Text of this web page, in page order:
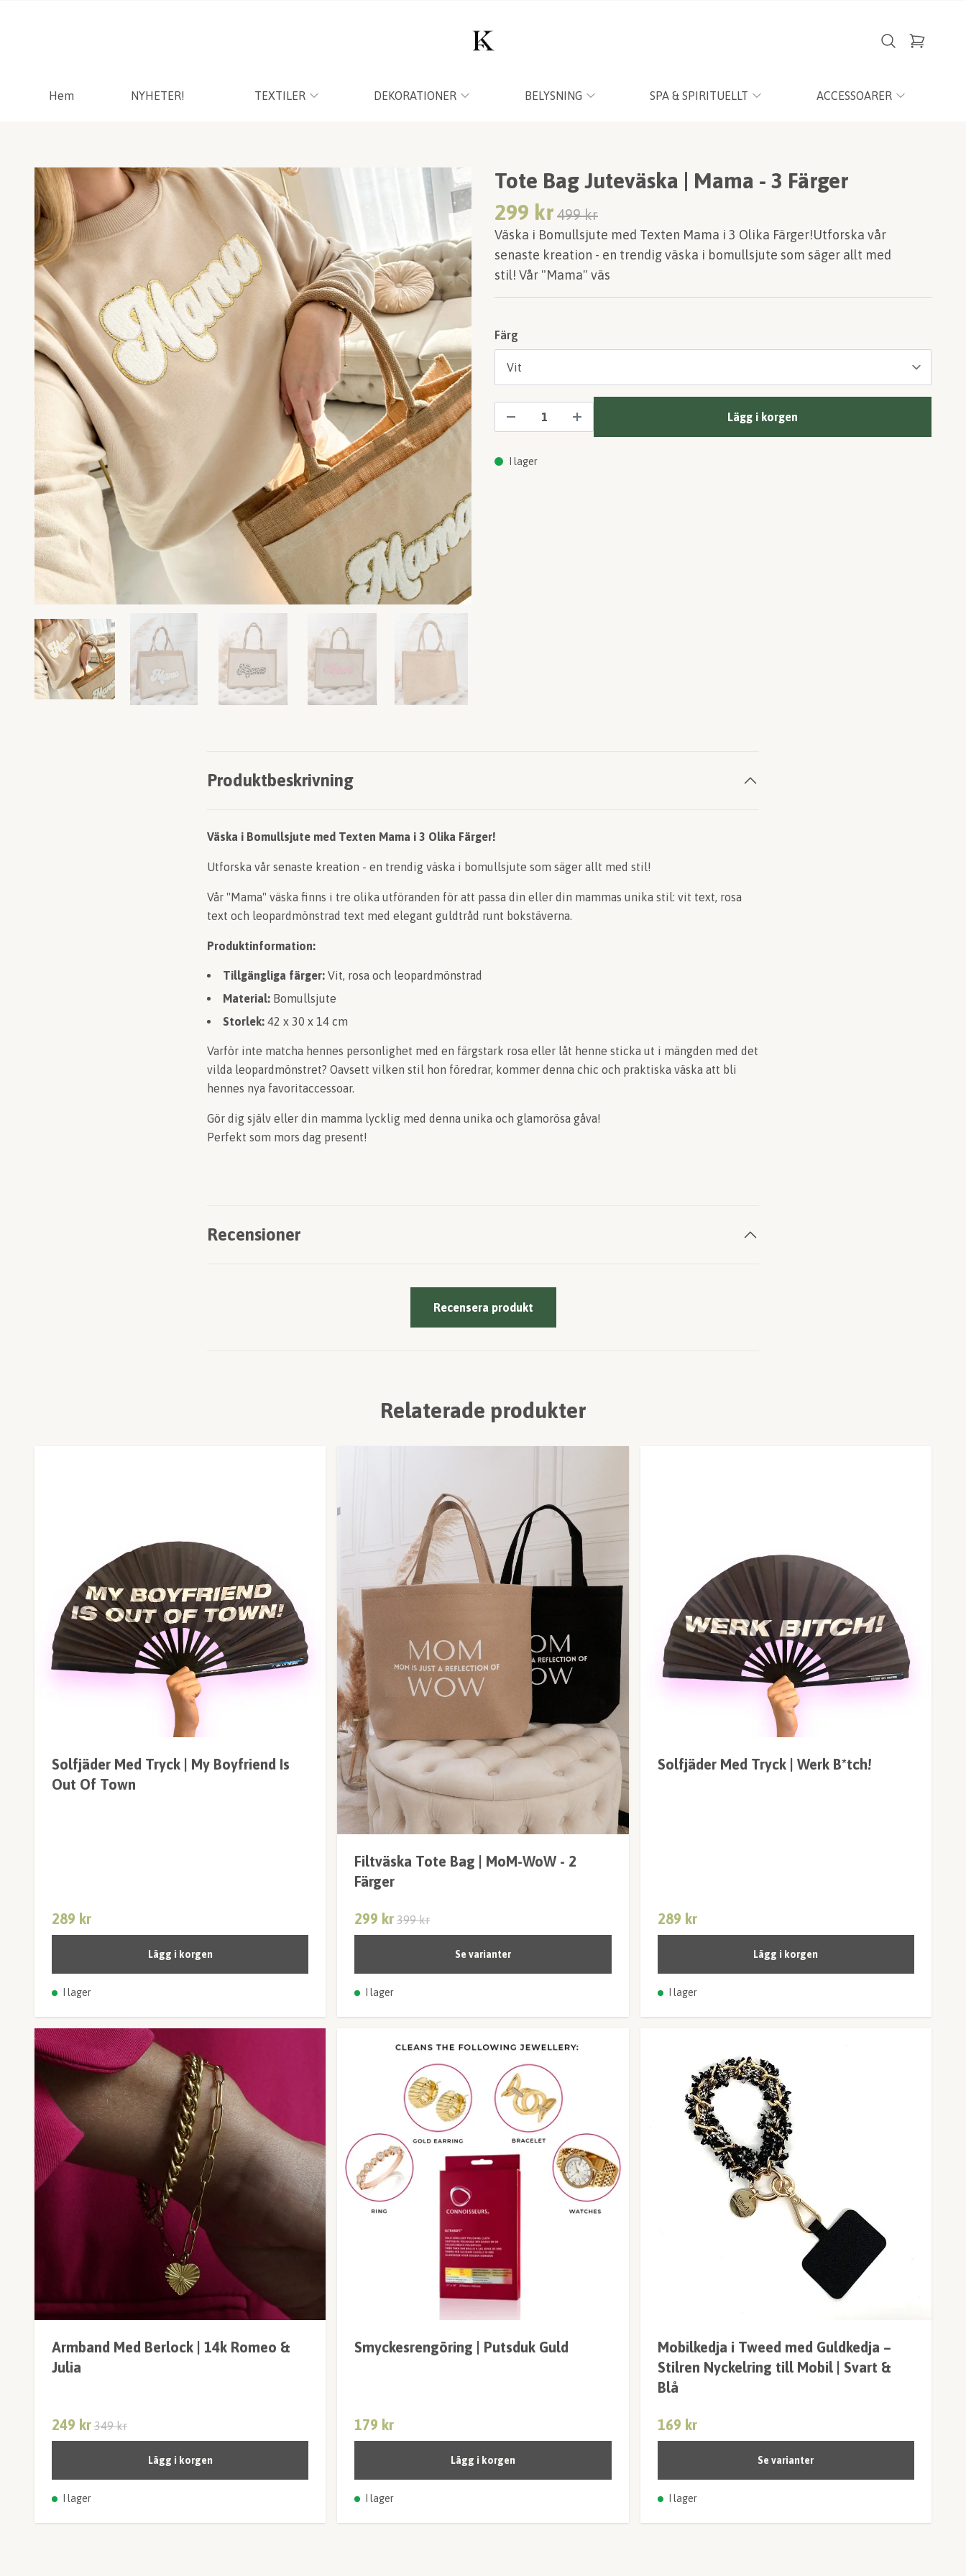
Hem NYHETER! TEXTILER DEKORATIONER BELYSNING SPA & SPIRITUELLT ACCESSOARER
Tote Bag Juteväska | Mama - 3 Färger
299 kr 499 kr
Väska i Bomullsjute med Texten Mama i 3 Olika Färger!Utforska vår
senaste kreation - en trendig väska i bomullsjute som säger allt med
stil! Vår "Mama" väs
Färg
Lägg i korgen
I lager
Produktbeskrivning
Väska i Bomullsjute med Texten Mama i 3 Olika Färger!
Utforska vår senaste kreation - en trendig väska i bomullsjute som säger allt med stil!
Vår "Mama" väska finns i tre olika utföranden för att passa din eller din mammas unika stil: vit text, rosa
text och leopardmönstrad text med elegant guldtråd runt bokstäverna.
Produktinformation:
Tillgängliga färger: Vit, rosa och leopardmönstrad
Material: Bomullsjute
Storlek: 42 x 30 x 14 cm
Varför inte matcha hennes personlighet med en färgstark rosa eller låt henne sticka ut i mängden med det
vilda leopardmönstret? Oavsett vilken stil hon föredrar, kommer denna chic och praktiska väska att bli
hennes nya favoritaccessoar.
Gör dig själv eller din mamma lycklig med denna unika och glamorösa gåva!
Perfekt som mors dag present!
Recensioner
Recensera produkt
Relaterade produkter
Solfjäder Med Tryck | My Boyfriend Is
Out Of Town
289 kr
Lägg i korgen
I lager
Filtväska Tote Bag | MoM-WoW - 2
Färger
299 kr 399 kr
Se varianter
I lager
Solfjäder Med Tryck | Werk B*tch!
289 kr
Lägg i korgen
I lager
Armband Med Berlock | 14k Romeo &
Julia
249 kr 349 kr
Lägg i korgen
I lager
Smyckesrengöring | Putsduk Guld
179 kr
Lägg i korgen
I lager
Mobilkedja i Tweed med Guldkedja –
Stilren Nyckelring till Mobil | Svart &
Blå
169 kr
Se varianter
I lager